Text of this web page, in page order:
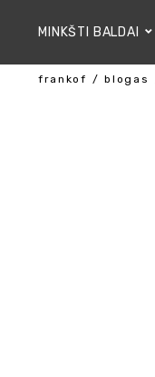
MINKŠTI BALDAI
frankof blogas